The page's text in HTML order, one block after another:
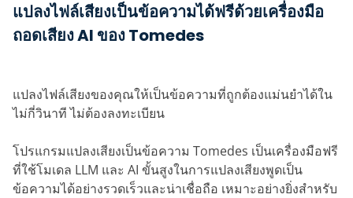
แปลงไฟล์เสียงเป็นข้อความได้ฟรีด้วยเครื่องมือ
ถอดเสียง AI ของ Tomedes
แปลงไฟล์เสียงของคุณให้เป็นข้อความที่ถูกต้องแม่นยำได้ใน
ไม่กี่วินาที ไม่ต้องลงทะเบียน
โปรแกรมแปลงเสียงเป็นข้อความ Tomedes เป็นเครื่องมือฟรี
ที่ใช้โมเดล LLM และ AI ขั้นสูงในการแปลงเสียงพูดเป็น
ข้อความได้อย่างรวดเร็วและน่าเชื่อถือ เหมาะอย่างยิ่งสำหรับ